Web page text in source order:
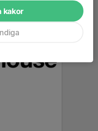
kakor